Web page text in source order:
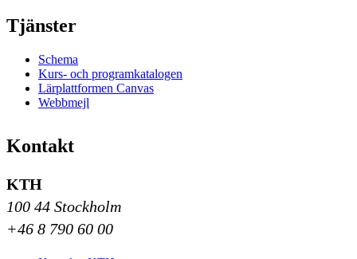
Tjänster
Schema
Kurs- och programkatalogen
Lärplattformen Canvas
Webbmejl
Kontakt
KTH
100 44 Stockholm
+46 8 790 60 00